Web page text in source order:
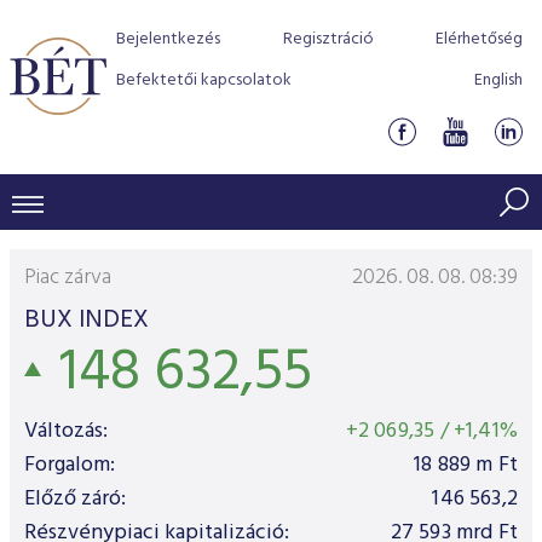
Bejelentkezés Regisztráció
Elérhetőség
Befektetői kapcsolatok
English
INDEXEK
Részvényindexek
Vállalati kötvény indexek
Piaci forgalom
Kedvenc instrumentumok
Azonnali Piac
Részvények
Származékos piac
BEFEKTETŐK
Termékcsoportok
Részvény szekció
Hitelpapír szekció
BÉT szabályzatok
Befektetővédelem
Alkalmazott díjstruktúra
Elszámolás
KIBOCSÁTÓK
Részvény és vállalati kötvény tőzsdei bevezetését
program
BÉT Xtend - Részvénypiac egyszerűen
TŐZSDETAGOK
Tőzsdetagok, üzletkötők
VENDOROK
Piac zárva 2026. 08. 08. 08:39
BUX INDEX
148 632,55
Változás: +2 069,35 /+1,41%
Forgalom:
18 889m Ft
Előző záró:
146 563,2
Részvénypiaci kapitalizáció:
27 593 mrd Ft